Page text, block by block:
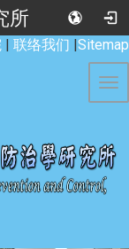
所
| 联络我们 |Sitemap